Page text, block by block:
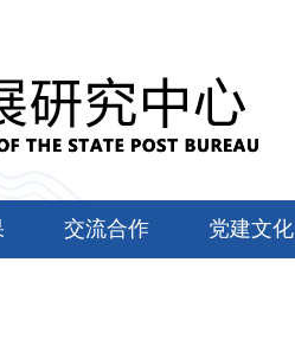
交流合作 党建文化